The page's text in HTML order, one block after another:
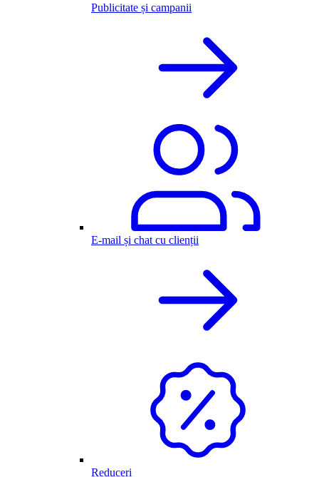
Publicitate și campanii
E-mail și chat cu clienții
Reduceri